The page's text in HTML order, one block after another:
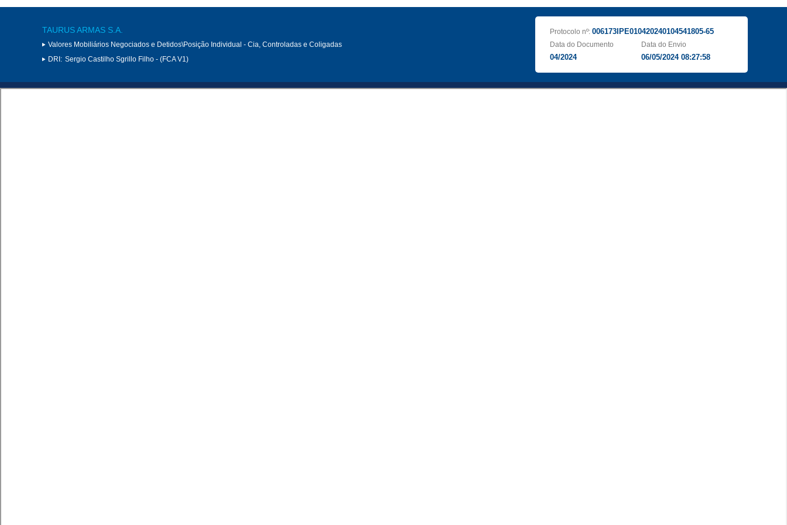
TAURUS ARMAS S.A.
Valores Mobiliários Negociados e Detidos\Posição Individual - Cia, Controladas e Coligadas
DRI: Sergio Castilho Sgrillo Filho - (FCA V1)
Protocolo nº: 006173IPE010420240104541805-65
Data do Documento
04/2024
Data do Envio
06/05/2024 08:27:58